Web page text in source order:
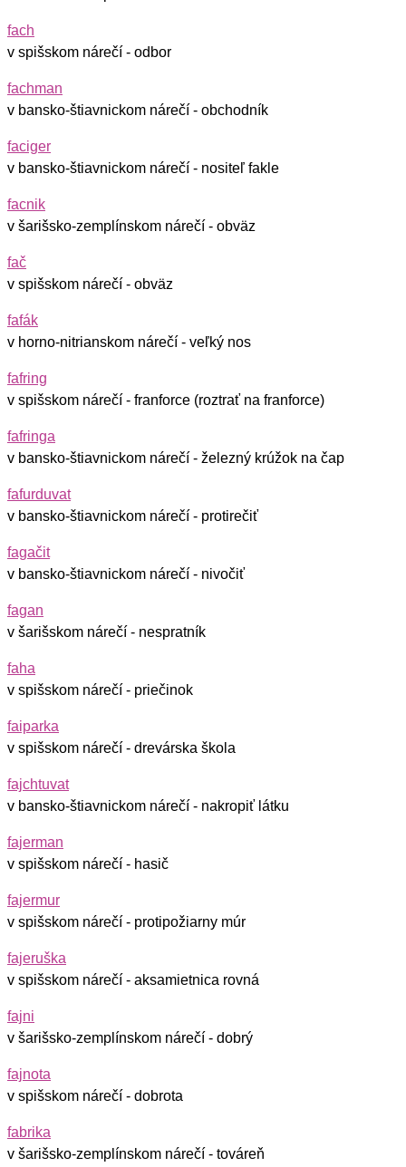
fach
v spišskom nárečí - odbor
fachman
v bansko-štiavnickom nárečí - obchodník
faciger
v bansko-štiavnickom nárečí - nositeľ fakle
facnik
v šarišsko-zemplínskom nárečí - obväz
fač
v spišskom nárečí - obväz
fafák
v horno-nitrianskom nárečí - veľký nos
fafring
v spišskom nárečí - franforce (roztrať na franforce)
fafringa
v bansko-štiavnickom nárečí - železný krúžok na čap
fafurduvat
v bansko-štiavnickom nárečí - protirečiť
fagačit
v bansko-štiavnickom nárečí - nivočiť
fagan
v šarišskom nárečí - nespratník
faha
v spišskom nárečí - priečinok
faiparka
v spišskom nárečí - drevárska škola
fajchtuvat
v bansko-štiavnickom nárečí - nakropiť látku
fajerman
v spišskom nárečí - hasič
fajermur
v spišskom nárečí - protipožiarny múr
fajeruška
v spišskom nárečí - aksamietnica rovná
fajni
v šarišsko-zemplínskom nárečí - dobrý
fajnota
v spišskom nárečí - dobrota
fabrika
v šarišsko-zemplínskom nárečí - továreň